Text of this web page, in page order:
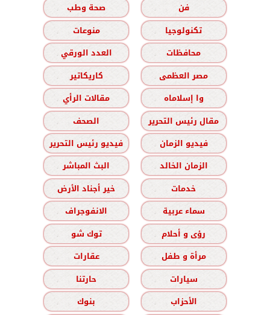
فن
صحة وطب
تكنولوجيا
منوعات
محافظات
العدد الورقي
مصر العظمى
كاريكاتير
وا إسلاماه
مقالات الرأي
مقال رئيس التحرير
الصحف
فيديو الزمان
فيديو رئيس التحرير
الزمان الخالد
البث المباشر
خدمات
خير أجناد الأرض
سماء عربية
الانفوجراف
رؤى و أحلام
توك شو
مرأة و طفل
عقارات
سيارات
حارتنا
الأحزاب
بنوك